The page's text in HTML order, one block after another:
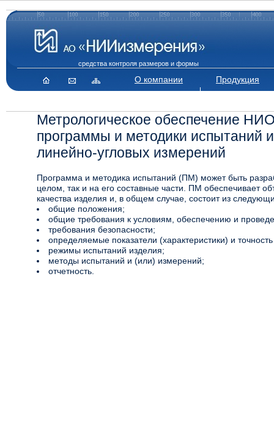
средства контроля размеров и формы
О компании Продукция
Метрологическое обеспечение
программы и методики испытаний
линейно-угловых измерений
Программа и методика испытаний (ПМ) может быть
целом, так и на его составные части. ПМ обеспечивает
качества изделия и, в общем случае, состоит из
общие положения;
общие требования к условиям, обеспечению и
требования безопасности;
определяемые показатели (характеристики) и
режимы испытаний изделия;
методы испытаний и (или) измерений;
отчетность.